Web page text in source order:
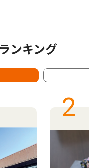
ンキング
2